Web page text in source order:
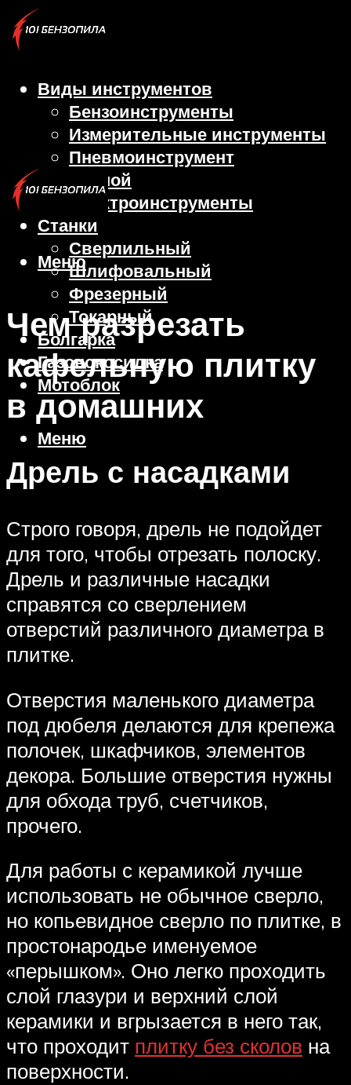
Виды инструментов
Бензоинструменты
Измерительные инструменты
Пневмоинструмент
Ручной
Электроинструменты
Станки
Сверлильный
Шлифовальный
Фрезерный
Токарный
Болгарка
Газонокосилка
Мотоблок
Меню
Меню
Чем разрезать
кафельную плитку
в домашних
Дрель с насадками
Строго говоря, дрель не подойдет
для того, чтобы отрезать полоску.
Дрель и различные насадки
справятся со сверлением
отверстий различного диаметра в
плитке.
Отверстия маленького диаметра
под дюбеля делаются для крепежа
полочек, шкафчиков, элементов
декора. Большие отверстия нужны
для обхода труб, счетчиков,
прочего.
Для работы с керамикой лучше
использовать не обычное сверло,
но копьевидное сверло по плитке, в
простонародье именуемое
«перышком». Оно легко проходить
слой глазури и верхний слой
керамики и вгрызается в него так,
что проходит плитку без сколов на
поверхности.